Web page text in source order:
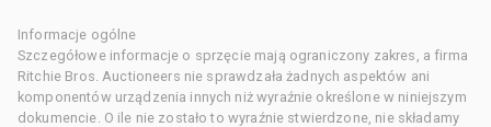
Informacje ogólne
Szczegółowe informacje o sprzęcie mają ograniczony zakres, a firma
Ritchie Bros. Auctioneers nie sprawdzała żadnych aspektów ani
komponentów urządzenia innych niż wyraźnie określone w niniejszym
dokumencie. O ile nie zostało to wyraźnie stwierdzone, nie składamy